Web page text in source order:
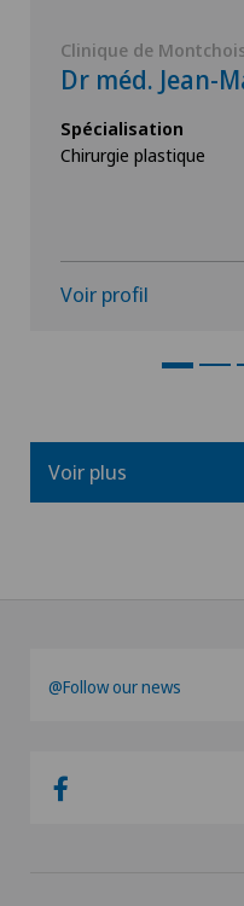
Clinique de
Dr méd. Jean-
Spécialisation
Chirurgie plastique
Voir profil
Voir plus
@Follow our news